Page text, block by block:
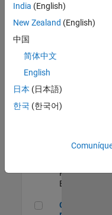
en su
zona.
Director of Digital
US-MA-Natick
Principal HR
&
Resources |
Experimentado
Corporate
Corporate
India (English)
New Zealand (English)
中国
简体中文
English
日本 (日本語)
한국 (한국어)